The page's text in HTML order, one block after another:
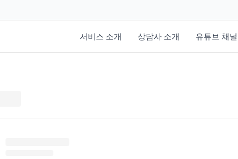
서비스 소개 상담사 소개 유튜브 채널